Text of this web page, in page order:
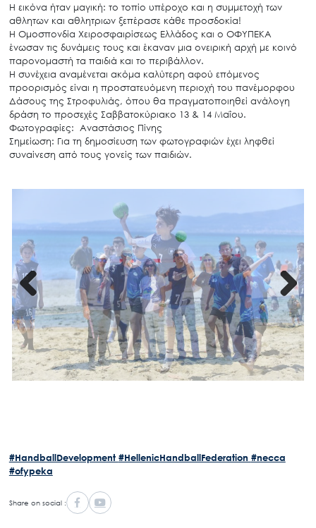
Η εικόνα ήταν μαγική: το τοπίο υπέροχο και η συμμετοχή των
αθλητων και αθλητριων ξεπέρασε κάθε προσδοκία!
Η Ομοσπονδία Χειροσφαιρίσεως Ελλάδος και ο ΟΦΥΠΕΚΑ
ένωσαν τις δυνάμεις τους και έκαναν μια ονειρική αρχή με κοινό
παρονομαστή τα παιδιά και το περιβάλλον.
Η συνέχεια αναμένεται ακόμα καλύτερη αφού επόμενος
προορισμός είναι η προστατευόμενη περιοχή του πανέμορφου
Δάσους της Στροφυλιάς, όπου θα πραγματοποιηθεί ανάλογη
δράση το προσεχές Σαββατοκύριακο 13 & 14 Μαΐου.
Φωτογραφίες: Αναστάσιος Πίνης
Σημείωση: Για τη δημοσίευση των φωτογραφιών έχει ληφθεί
συναίνεση από τους γονείς των παιδιών.
Previous Next